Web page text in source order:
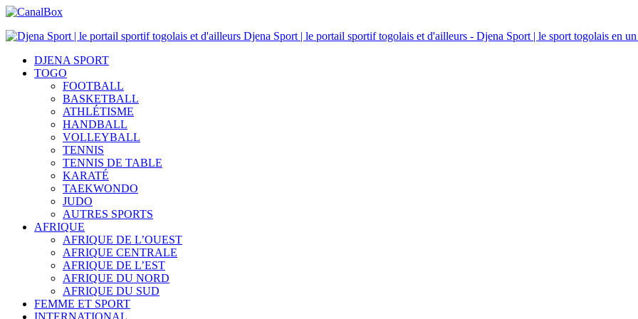
Djena Sport | le portail sportif togolais et d'ailleurs - Djena Sport | le sport togolais en
DJENA SPORT
TOGO
FOOTBALL
BASKETBALL
ATHLÉTISME
HANDBALL
VOLLEYBALL
TENNIS
TENNIS DE TABLE
KARATÉ
TAEKWONDO
JUDO
AUTRES SPORTS
AFRIQUE
AFRIQUE DE L’OUEST
AFRIQUE CENTRALE
AFRIQUE DE L’EST
AFRIQUE DU NORD
AFRIQUE DU SUD
FEMME ET SPORT
INTERNATIONAL